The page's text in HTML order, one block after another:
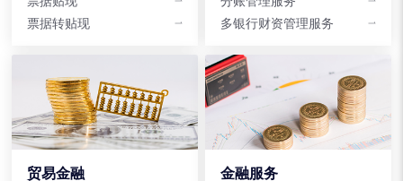
票据转贴现
多银行财资管理服务
贸易金融 金融服务